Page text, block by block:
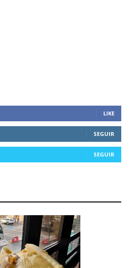
LIKE
SEGUIR
SEGUIR